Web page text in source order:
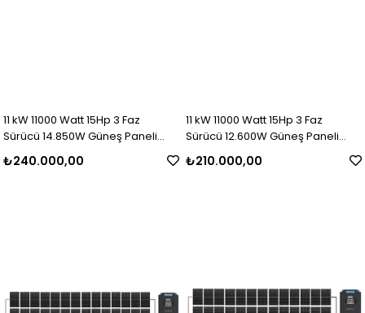
11 kW 11000 Watt 15Hp 3 Faz
Sürücü 14.850W Güneş Paneli
Sulama Paket-16
₺240.000,00
11 kW 11000 Watt 15Hp 3 Faz
Sürücü 12.600W Güneş Paneli
Sulama Paket-15
₺210.000,00